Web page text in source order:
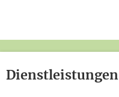
Dienstleistungen